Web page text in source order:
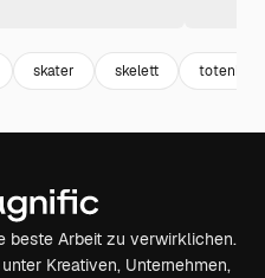
skater skelett totenkopf
beste Arbeit zu verwirklichen.
Kreativen, Unternehmen,